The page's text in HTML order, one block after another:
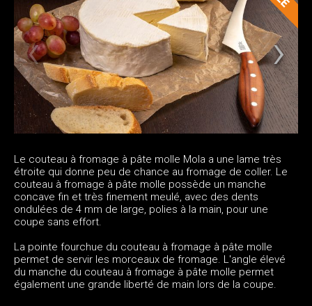
Le couteau à fromage à pâte molle Mola a une lame très
étroite qui donne peu de chance au fromage de coller. Le
couteau à fromage à pâte molle possède un manche
concave fin et très finement meulé, avec des dents
ondulées de 4 mm de large, polies à la main, pour une
coupe sans effort.
La pointe fourchue du couteau à fromage à pâte molle
permet de servir les morceaux de fromage. L'angle élevé
du manche du couteau à fromage à pâte molle permet
également une grande liberté de main lors de la coupe.